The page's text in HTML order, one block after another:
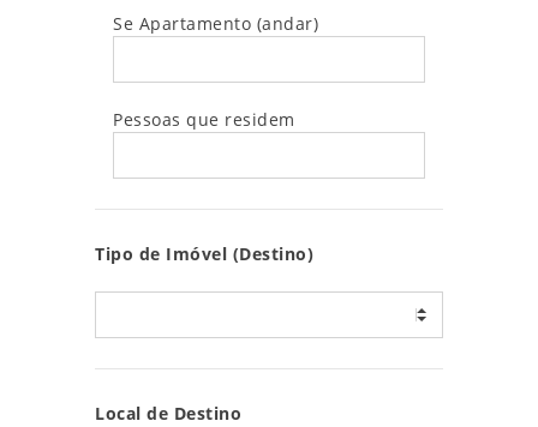
Se Apartamento (andar)
Pessoas que residem
Tipo de Imóvel (Destino)
Local de Destino